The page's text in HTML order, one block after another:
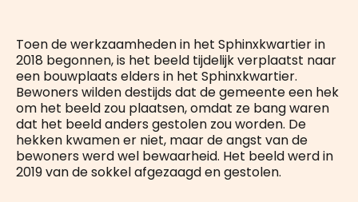
Toen de werkzaamheden in het Sphinxkwartier in
2018 begonnen, is het beeld tijdelijk verplaatst naar
een bouwplaats elders in het Sphinxkwartier.
Bewoners wilden destijds dat de gemeente een hek
om het beeld zou plaatsen, omdat ze bang waren
dat het beeld anders gestolen zou worden. De
hekken kwamen er niet, maar de angst van de
bewoners werd wel bewaarheid. Het beeld werd in
2019 van de sokkel afgezaagd en gestolen.